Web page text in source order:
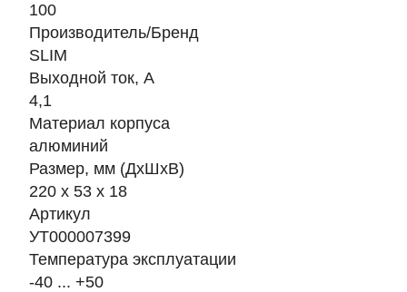
100
Производитель/Бренд
SLIM
Выходной ток, А
4,1
Материал корпуса
алюминий
Размер, мм (ДхШхВ)
220 x 53 x 18
Артикул
УТ000007399
Температура эксплуатации
-40 ... +50